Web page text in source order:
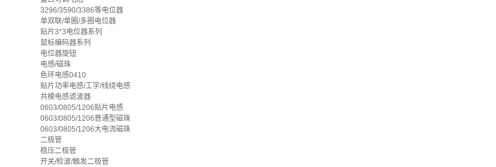
3296/3590/3386等电位器
单双联/单圈/多圈电位器
贴片3*3电位器系列
鼠标编码器系列
电位器旋钮
电感/磁珠
色环电感0410
贴片功率电感/工字/线绕电感
共模电感滤波器
0603/0805/1206贴片电感
0603/0805/1206普通型磁珠
0603/0805/1206大电流磁珠
二极管
稳压二极管
开关/检波/触发二极管